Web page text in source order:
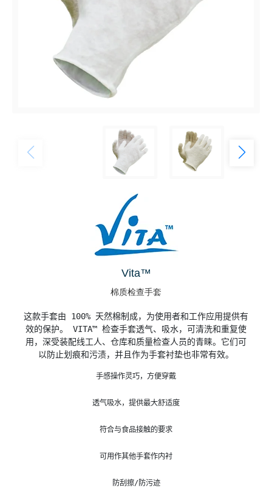
Vita™
棉质检查手套
这款手套由 100% 天然棉制成，为使用者和工作应用提供有
效的保护。 VITA™ 检查手套透气、吸水，可清洗和重复使
用，深受装配线工人、仓库和质量检查人员的青睐。它们可
以防止划痕和污渍，并且作为手套衬垫也非常有效。
手感操作灵巧，方便穿戴
透气吸水，提供最大舒适度
符合与食品接触的要求
可用作其他手套作内衬
防刮擦/防污迹